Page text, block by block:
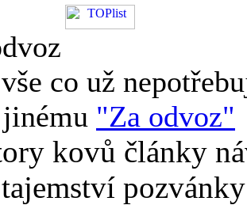
co už
"Za odvoz"
kovů články